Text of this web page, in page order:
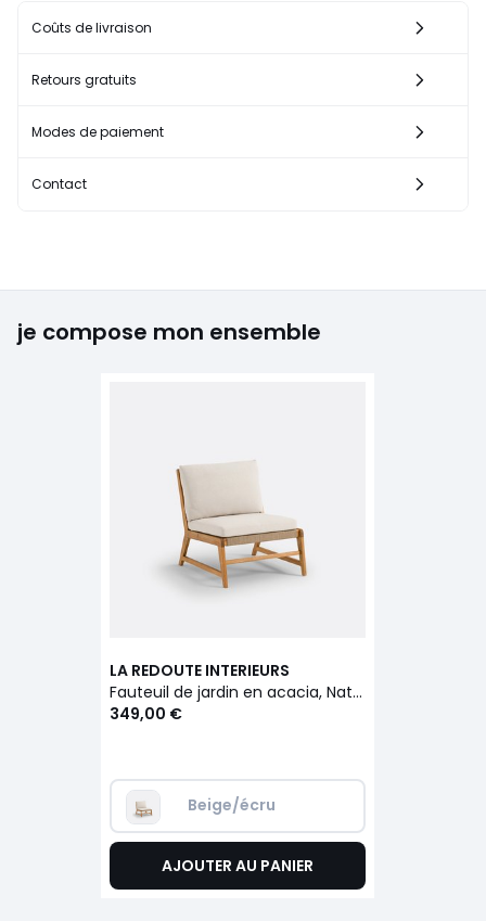
Coûts de livraison
Retours gratuits
Modes de paiement
Contact
je compose mon ensemble
LA REDOUTE INTERIEURS
Fauteuil de jardin en acacia, Natou
349,00 €
Beige/écru
AJOUTER AU PANIER